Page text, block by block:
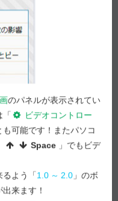
のパネルが表示されてい
「
ビデオコントロー
も可能です！またパソコ
Space 」でもビデ
るよう「1.0 ～ 2.0 」のボ
来ます！
者に後期高齢者が多
る。
治験の段階よりPMS
わかった。
ことが目的であり、
ない。
5